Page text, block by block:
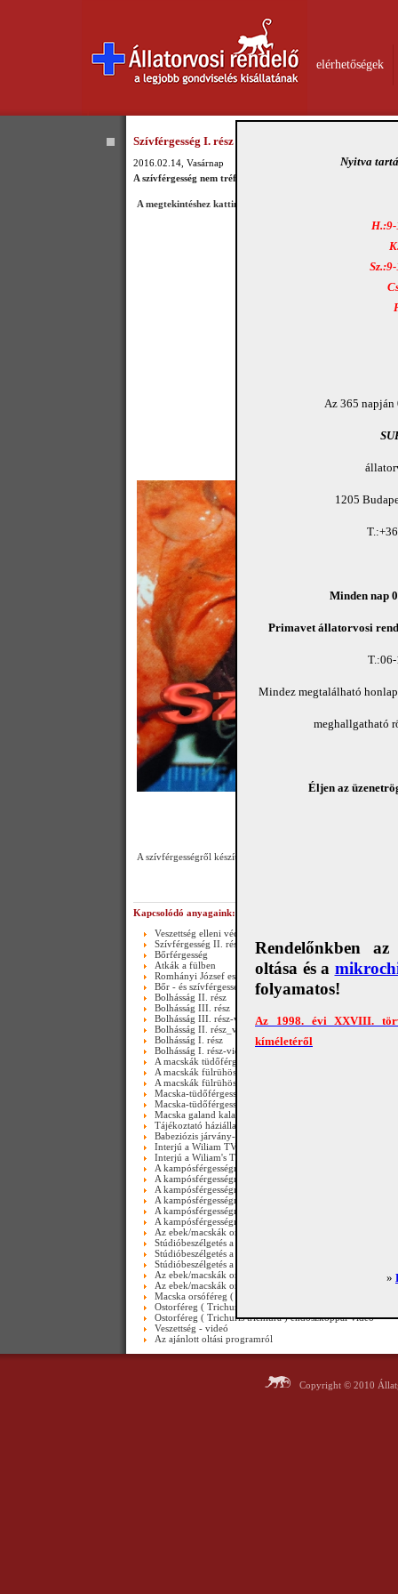
Nyitva
H.:9-
Az 365 napján
1205
Minden nap
Primavet állatorvosi
Mindez megtalálható
meghallgatható
Éljen az
Rendelőnkben az
oltása és a
folyamatos!
Az 1998. évi XXVIII.
kíméletéről
»
elérhetőségek
Szívférgesség I. rész
2016.02.14, Vasárnap
A szívférgesség nem tréfa! Terjedése aggasztó mértékű.
A megtekintéshez kattintson IDE!
A szívférgességről készített videók első darabja általános - de
Kapcsolódó anyagaink:
Veszettség elleni védőoltás
Szívférgesség II. rész
Bőrférgesség
Atkák a fülben
Romhányi József esete egy bolhával
Bőr - és szívférgesség
Bolhásság II. rész
Bolhásság III. rész
Bolhásság III. rész-video
Bolhásság II. rész_video
Bolhásság I. rész
Bolhásság I. rész-video
A macskák tüdőférgessége II. rész(Happy end)-video
A macskák fülrühössége
A macskák fülrühössége-video
Macska-tüdőférgesség
Macska-tüdőférgesség_video
Macska galand kaland_video
Tájékoztató háziállataink bőrférgességéről és
Babeziózis járvány-2011.03.25.-től
Interjú a Wiliam TV-ben (II. rész)
Interjú a Wiliam's TV-ben ( I. rész )
A kampósférgességről (Ancylostomosis) III. rész
A kampósférgességről (Ancylostomosis) III. rész_video
A kampósférgességről (Ancylostomosis) II. rész_video
A kampósférgességről (Ancylostomosis) II. rész
A kampósférgességről (Ancylostomosis) I. rész_video
A kampósférgességről (Ancylostomosis) I. rész
Az ebek/macskák orsóférgességéről III. rész - video
Stúdióbeszélgetés a veszettségről 2005-ben III. rész (
Stúdióbeszélgetés a veszettségről 2005-ben II. rész ( máig
Stúdióbeszélgetés a veszettségről 2005-ben I.rész ( máig
Az ebek/macskák orsóférgességéről ( II.rész ) - video
Az ebek/macskák orsóférgességéről ( I. rész ) - video
Macska orsóféreg ( Toxocara cati ) lárvája-videó
Ostorféreg ( Trichuris trichiura ) emberi vastagbélben-
Ostorféreg ( Trichuris trichiura ) endoszkóppal-videó
Veszettség - videó
Az ajánlott oltási programról
Copyright © 2010